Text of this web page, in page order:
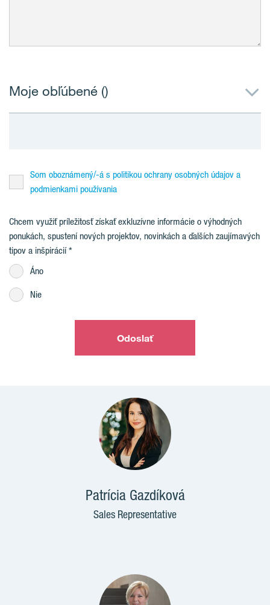
Moje obľúbené ()
Som oboznámený/-á s politikou ochrany osobných údajov a
podmienkami používania
Chcem využiť príležitosť získať exkluzívne informácie o výhodných
ponukách, spustení nových projektov, novinkách a ďalších zaujímavých
tipov a inšpirácií
Áno
Nie
Odoslať
Patrícia Gazdíková
Sales Representative